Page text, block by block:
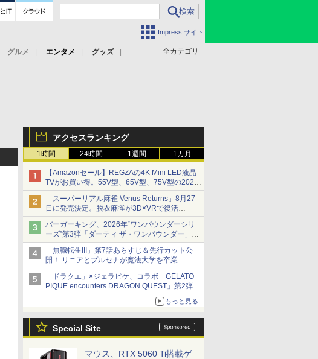
Impress サイト
全カテゴリ
グルメ エンタメ
グッズ
アクセスランキング
1時間 24時間 1週間 1カ月
【Amazonセール】REGZAの4K Mini LED液晶
TVがお買い得。55V型、65V型、75V型の2026
年モデルがラインナップ
「スーパーリアル麻雀 Venus Returns」8月27
日に発売決定。脱衣麻雀が3D×VRで復活
発売から2週間は20%オフになるセールが実施
バーガーキング、2026年“ワンパウンダーシリ
ーズ”第3弾「ダーティ ザ・ワンパウンダー」を
8月7日発売
「特製ガーリックマヨソース」を使用した超大
型チーズバーガー
「無職転生III」第7話あらすじ＆先行カット公
開！ リニアとプルセナが魔法大学を卒業
「ドラクエ」×ジェラピケ、コラボ「GELATO
PIQUE encounters DRAGON QUEST」第2弾が
アイスカップに入ったスライムやわたぼう、ベ
もっと見る
Special Site
マウス、RTX 5060 Ti搭載ゲ